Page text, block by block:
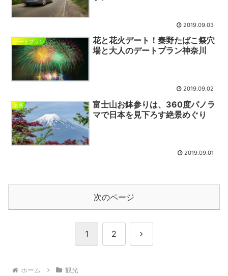
2019.09.03
デートプラン
花と花火デート！秦野たばこ祭穴
場と大人のデートプラン神奈川
2019.09.02
名所
富士山お鉢参りは、360度パノラ
マで日本を見下ろす絶景めぐり
2019.09.01
次のページ
1 2 次
ホーム 観光